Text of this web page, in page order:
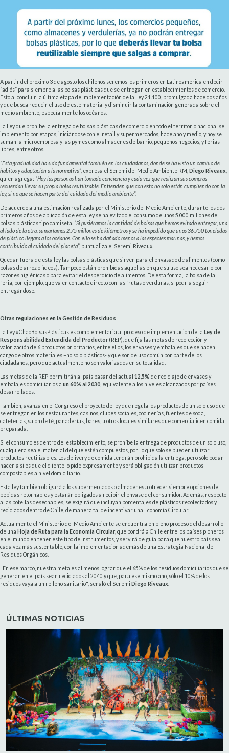
A partir del próximo 3 de agosto los chilenos seremos los primeros en Latinoamérica en decir
“adiós” para siempre a las bolsas plásticas que se entregan en establecimientos de comercio.
Esto al concluir la última etapa de implementación de la Ley 21.100, promulgada hace dos años
y que busca reducir el uso de este material y disminuir la contaminación generada sobre el
medio ambiente, especialmente los océanos.
La Ley que prohibe la entrega de bolsas plásticas de comercio en todo el territorio nacional se
implementó por etapas, iniciándose con el retail y supermercados, hace año y medio, y hoy se
suman la microempresa y las pymes como almacenes de barrio, pequeños negocios, y ferias
libres, entre otros.
“Esta gradualidad ha sido fundamental también en los ciudadanos, donde se ha visto un cambio de
hábitos y adaptación a la normativa”, expresa el Seremi del Medio Ambiente RM, Diego Riveaux
quien agrega: “Hoy las personas han tomado conciencia y cada vez que realizan sus compras
recuerdan llevar su propia bolsa reutilizable. Entienden que con esto no solo están cumpliendo con la
ley, si no que se hacen parte del cuidado del medio ambiente”.
De acuerdo a una estimación realizada por el Ministerio del Medio Ambiente, durante los dos
primeros años de aplicación de esta ley se ha evitado el consumo de unos 5.000 millones de
bolsas plásticas tipo camiseta. “Si pusiéramos la cantidad de bolsas que hemos evitado entregar, una
al lado de la otra, sumaríamos 2,75 millones de kilómetros y se ha impedido que unas 36.750 toneladas
de plástico llegara a los océanos. Con ello se ha dañado menos a las especies marinas, y hemos
contribuido al cuidado del planeta”, puntualiza el Seremi Riveaux.
Quedan fuera de esta ley las bolsas plásticas que sirven para el envasado de alimentos (como
bolsas de arroz o fideos). Tampoco están prohibidas aquellas en que su uso sea necesario por
razones higiénicas o para evitar el desperdicio de alimentos. De esta forma, la bolsa de la
feria, por ejemplo, que va en contacto directo con las frutas o verduras, sí podría seguir
entregándose.
Otras regulaciones en la Gestión de Residuos
La Ley #ChaoBolsasPlásticas es complementaria al proceso de implementación de la Ley de
Responsabilidad Extendida del Productor (REP), que fija las metas de recolección y
valorización de 6 productos prioritarios, entre ellos, los envases y embalajes que se hacen
cargo de otros materiales –no sólo plásticos- y que son de uso común por parte de los
ciudadanos, pero que actualmente no son valorizados en su totalidad.
Las metas de la REP permitirán al país pasar del actual 12,5% de reciclaje de envases y
embalajes domiciliarios a un 60% al 2030 , equivalente a los niveles alcanzados por países
desarrollados.
También, avanza en el Congreso el proyecto de ley que regula los productos de un solo uso que
se entregan en los restaurantes, casinos, clubes sociales, cocinerías, fuentes de soda,
cafeterías, salón de té, panaderías, bares, u otros locales similares que comercialicen comida
preparada.
Si el consumo es dentro del establecimiento, se prohíbe la entrega de productos de un solo uso,
cualquiera sea el material del que estén compuestos, por lo que solo se pueden utilizar
productos reutilizables. Los delivery de comida tendrán prohibida la entrega, pero sólo podan
hacerla si es que el cliente lo pide expresamente y será obligación utilizar productos
compostables a nivel domiciliario.
Esta ley también obligará a los supermercados o almacenes a ofrecer siempre opciones de
bebidas retornables y estarán obligados a recibir el envase del consumidor. Además, respecto
a las botellas desechables, se exigirá que incluyan porcentajes de plásticos recolectados y
reciclados dentro de Chile, de manera tal de incentivar una Economía Circular.
Actualmente el Ministerio del Medio Ambiente se encuentra en pleno proceso del desarrollo
de una Hoja de Ruta para la Economía Circular , que pondrá a Chile entre los países pioneros
en el mundo en tener este tipo de instrumentos, y servirá de guía para que nuestro país sea
cada vez más sustentable, con la implementación además de una Estrategia Nacional de
Residuos Orgánicos.
"En ese marco, nuestra meta es al menos lograr que el 65% de los residuos domiciliarios que se
generan en el país sean reciclados al 2040 y que, para ese mismo año, sólo el 10% de los
residuos vaya a un relleno sanitario", señaló el Seremi Diego Riveaux
ÚLTIMAS NOTICIAS